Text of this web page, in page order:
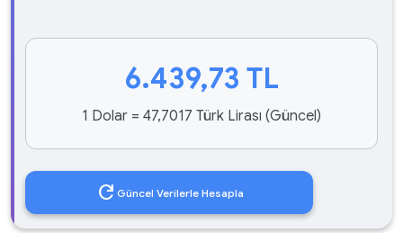
6.439,73 TL
1 Dolar = 47,7017 Türk Lirası (Güncel)
refresh Güncel Verilerle Hesapla